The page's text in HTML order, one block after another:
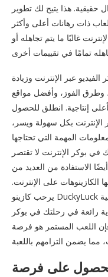
هذا يتيح لك تطوير
ذات رهانات أعلى وأكثر
غالبًا ما يتم تجاهله أو
عبر الإنترنت وزيادة
الفوز، وأفضل مواقع
إنتاجية. انطلق للحصول
الإنترنت بكل سهولة ويسر،
المهمة التي تحتاجها
في بوكر الإنترنت لا تقتصر
الاستفادة من العديد من
الكازينوهات على الإنترنت.
يرحب كازينو DuckyLuck المحلي باللاعبين الجدد، مع حوافز سخية
رائعة في رحلتك في بوكر
فإن اللعب المستمر هو فرصة
على فرصة